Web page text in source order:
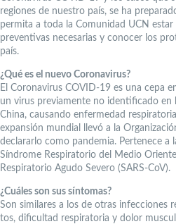
regiones de nuestro país, se ha
permita a toda la Comunidad UCN
preventivas necesarias y conocer los
país.
¿Qué es el nuevo Coronavirus?
El Coronavirus COVID-19 es una cepa
un virus previamente no identificado en
China, causando enfermedad
expansión mundial llevó a la
declararlo como pandemia. Pertenece a
Síndrome Respiratorio del Medio
Respiratorio Agudo Severo (SARS-CoV).
¿Cuáles son sus síntomas?
Son similares a los de otras infecciones
tos, dificultad respiratoria y dolor